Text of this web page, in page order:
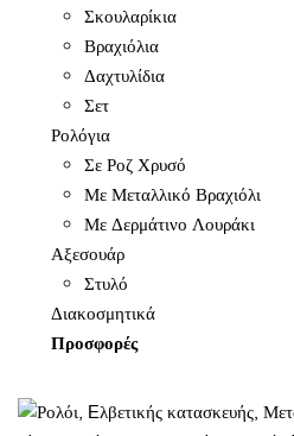
Σκουλαρίκια
Βραχιόλια
Δαχτυλίδια
Σετ
Ρολόγια
Σε Ροζ Χρυσό
Με Μεταλλικό Βραχιόλι
Με Δερμάτινο Λουράκι
Αξεσουάρ
Στυλό
Διακοσμητικά
Προσφορές